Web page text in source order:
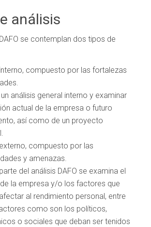
análisis
se contemplan dos tipos de
compuesto por las fortalezas
un análisis general interno y examinar
actual de la empresa o futuro
así como de un proyecto
compuesto por las
y amenazas.
del análisis DAFO se examina el
la empresa y/o los factores que
al rendimiento personal, entre
como son los políticos,
o sociales que deban ser tenidos